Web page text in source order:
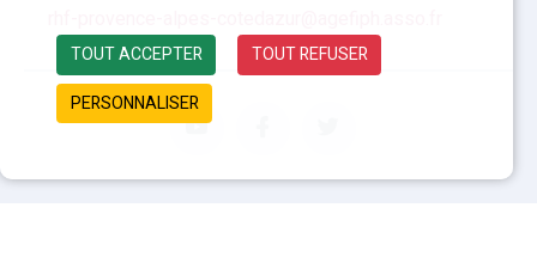
TOUT ACCEPTER
TOUT REFUSER
PERSONNALISER